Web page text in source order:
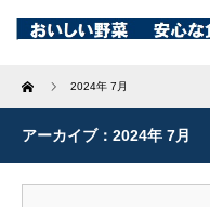
Home 2024年 7月
アーカイブ：2024年 7月